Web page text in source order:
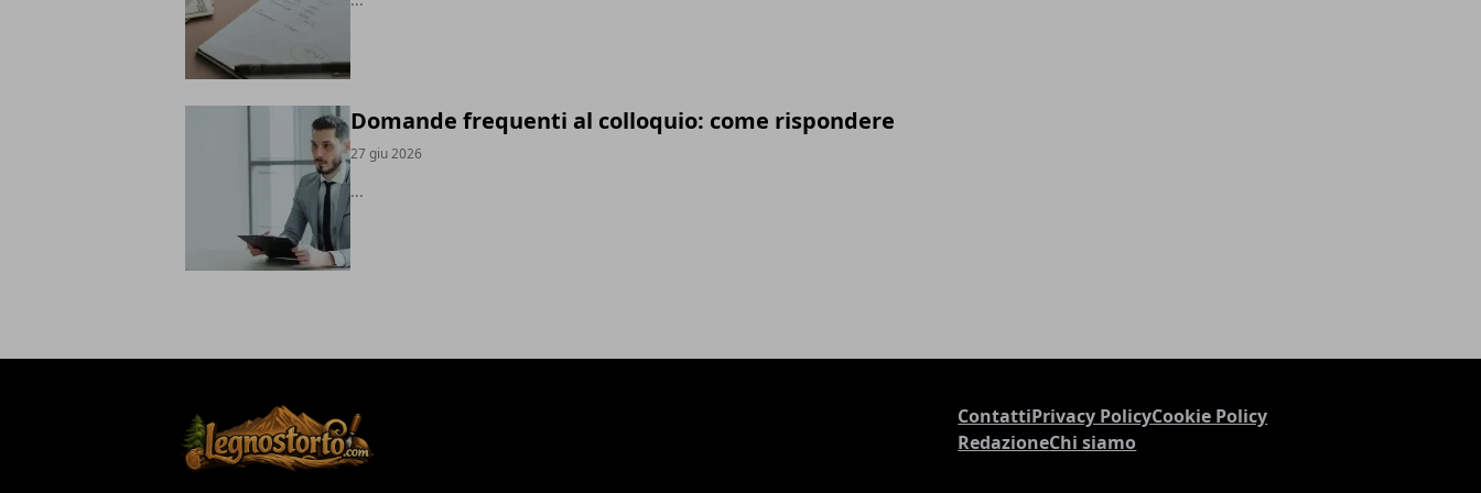
Domande frequenti al colloquio: come rispondere
27 giu 2026
...
ContattiPrivacy PolicyCookie Policy
RedazioneChi siamo